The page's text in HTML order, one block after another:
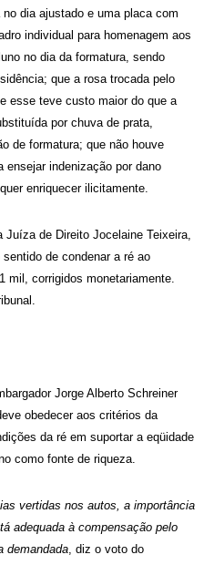
dia ajustado e uma placa com
individual para homenagem aos
no dia da formatura, sendo
que a rosa trocada pelo
esse teve custo maior do que a
por chuva de prata,
de formatura; que não houve
indenização por dano
enriquecer ilicitamente.
Juíza de Direito Jocelaine Teixeira,
de condenar a ré ao
mil, corrigidos monetariamente.
Jorge Alberto Schreiner
obedecer aos critérios da
da ré em suportar a eqüidade
como fonte de riqueza.
vertidas nos autos, a importância
adequada à compensação pelo
demandada, diz o voto do